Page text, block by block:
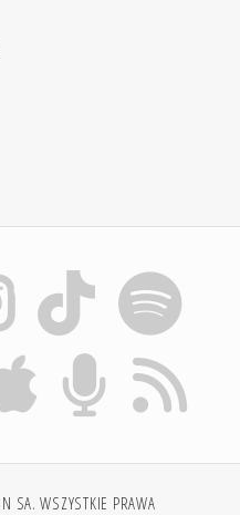
SA. WSZYSTKIE PRAWA